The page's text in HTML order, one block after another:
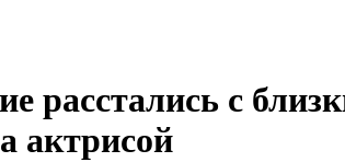
расстались с
актрисой